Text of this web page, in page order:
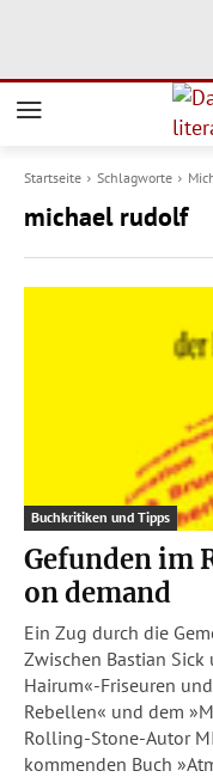
Startseite Schlagworte
michael rudolf
Buchkritiken und Tipps
Gefunden im
on demand
Ein Zug durch die
Zwischen Bastian
Hairum«-Friseuren
Rebellen« und dem
Rolling-Stone-Autor
kommenden Buch